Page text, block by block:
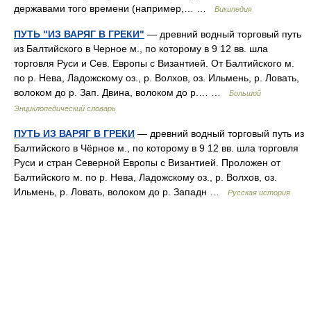
державами того времени (например,… …
Википедия
ПУТЬ "ИЗ ВАРЯГ В ГРЕКИ" — древний водный торговый путь
из Балтийского в Черное м., по которому в 9 12 вв. шла
торговля Руси и Сев. Европы с Византией. От Балтийского м.
по р. Нева, Ладожскому оз., р. Волхов, оз. Ильмень, р. Ловать,
волоком до р. Зап. Двина, волоком до р.… …
Большой
Энциклопедический словарь
ПУТЬ ИЗ ВАРЯГ В ГРЕКИ — древний водный торговый путь из
Балтийского в Чёрное м., по которому в 9 12 вв. шла торговля
Руси и стран Северной Европы с Византией. Проложен от
Балтийского м. по р. Нева, Ладожскому оз., р. Волхов, оз.
Ильмень, р. Ловать, волоком до р. Западн …
Русская история